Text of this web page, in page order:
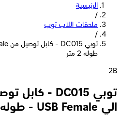
الرئيسية
/
ملحقات اللاب توب
/
طوله 2 متر
2B
الي USB Female - طوله 2 متر